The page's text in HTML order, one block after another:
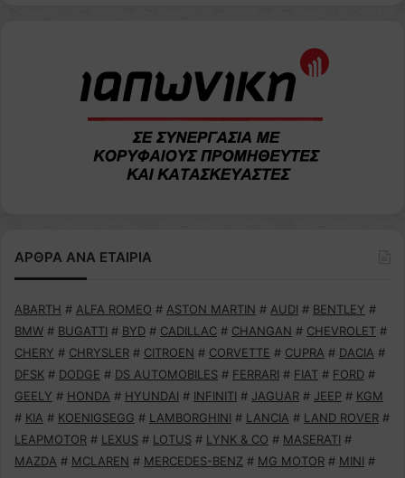
ΑΡΘΡΑ ΑΝΑ ΕΤΑΙΡΙΑ
ABARTH # ALFA ROMEO # ASTON MARTIN # AUDI # BENTLEY #
BMW # BUGATTI # BYD # CADILLAC # CHANGAN # CHEVROLET #
CHERY # CHRYSLER # CITROEN # CORVETTE # CUPRA # DACIA #
DFSK # DODGE # DS AUTOMOBILES # FERRARI # FIAT # FORD #
GEELY # HONDA # HYUNDAI # INFINITI # JAGUAR # JEEP # KGM
# KIA # KOENIGSEGG # LAMBORGHINI # LANCIA # LAND ROVER #
LEAPMOTOR # LEXUS # LOTUS # LYNK & CO # MASERATI #
MAZDA # MCLAREN # MERCEDES-BENZ # MG MOTOR # MINI #